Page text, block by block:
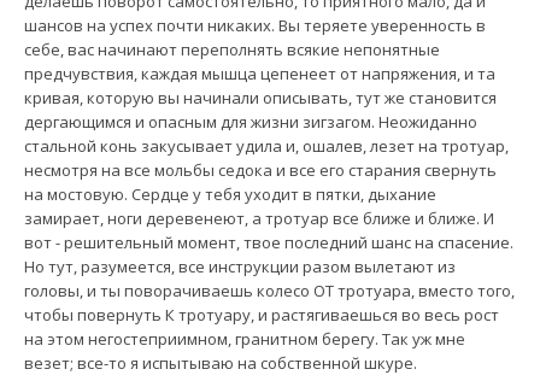
шансов на успех почти никаких. Вы теряете уверенность в
себе, вас начинают переполнять всякие непонятные
предчувствия, каждая мышца цепенеет от напряжения, и та
кривая, которую вы начинали описывать, тут же становится
дергающимся и опасным для жизни зигзагом. Неожиданно
стальной конь закусывает удила и, ошалев, лезет на тротуар,
несмотря на все мольбы седока и все его старания свернуть
на мостовую. Сердце у тебя уходит в пятки, дыхание
замирает, ноги деревенеют, а тротуар все ближе и ближе. И
вот - решительный момент, твое последний шанс на спасение.
Но тут, разумеется, все инструкции разом вылетают из
головы, и ты поворачиваешь колесо ОТ тротуара, вместо того,
чтобы повернуть К тротуару, и растягиваешься во весь рост
на этом негостеприимном, гранитном берегу. Так уж мне
везет; все-то я испытываю на собственной шкуре.